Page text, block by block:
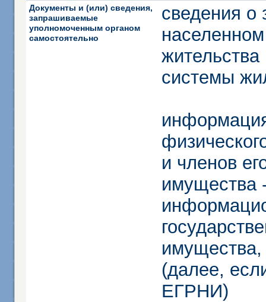
Документы и (или) сведения,
запрашиваемые
уполномоченным органом
самостоятельно
сведения
системы
и членов
имущества
имущества,
(далее,
ЕГРНИ)